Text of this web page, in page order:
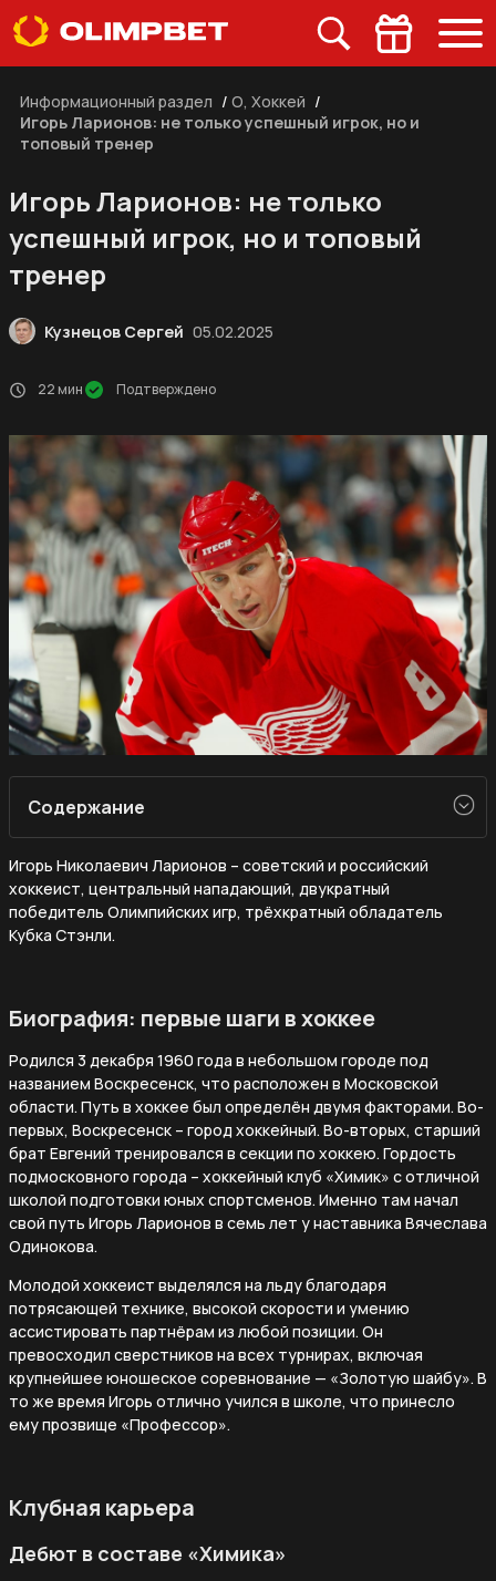
Информационный раздел / О, Хоккей /
Игорь Ларионов: не только успешный игрок, но и
топовый тренер
Игорь Ларионов: не только
успешный игрок, но и топовый
тренер
Кузнецов Сергей 05.02.2025
22 мин Подтверждено
Содержание
Игорь Николаевич Ларионов – советский и российский
хоккеист, центральный нападающий, двукратный
победитель Олимпийских игр, трёхкратный обладатель
Кубка Стэнли.
Биография: первые шаги в хоккее
Родился 3 декабря 1960 года в небольшом городе под
названием Воскресенск, что расположен в Московской
области. Путь в хоккее был определён двумя факторами. Во-
первых, Воскресенск – город хоккейный. Во-вторых, старший
брат Евгений тренировался в секции по хоккею. Гордость
подмосковного города – хоккейный клуб «Химик» с отличной
школой подготовки юных спортсменов. Именно там начал
свой путь Игорь Ларионов в семь лет у наставника Вячеслава
Одинокова.
Молодой хоккеист выделялся на льду благодаря
потрясающей технике, высокой скорости и умению
ассистировать партнёрам из любой позиции. Он
превосходил сверстников на всех турнирах, включая
крупнейшее юношеское соревнование — «Золотую шайбу». В
то же время Игорь отлично учился в школе, что принесло
ему прозвище «Профессор».
Клубная карьера
Дебют в составе «Химика»